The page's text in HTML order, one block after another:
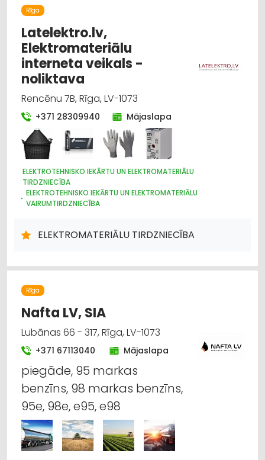
Rīga
Latelektro.lv,
Elektromateriālu
interneta veikals -
noliktava
Rencēnu 7B, Rīga, LV-1073
+371 28309940 Mājaslapa
ELEKTROTEHNISKO IEKĀRTU UN ELEKTROMATERIĀLU
TIRDZNIECĪBA
ELEKTROTEHNISKO IEKĀRTU UN ELEKTROMATERIĀLU
VAIRUMTIRDZNIECĪBA
APGAISMES TEHNIKAS VAIRUMTIRDZNIECĪBA
ELEKTRONISKĀS IERĪCES, KOMPONENTES
INSTRUMENTU UN DARBARĪKU TIRDZNIECĪBA
ELEKTROMONTĀŽA, ELEKTROINSTALĀCIJA
CELTNIECĪBAS UN REMONTA DARBI
DIZAINS UN INTERJERS; PRIEKŠMETI UN PAKALPOJUMI
SADZĪVES TEHNIKAS TIRDZNIECĪBA
SAIMNIECĪBAS PREČU TIRDZNIECĪBA
ELEKTROMATERIĀLU TIRDZNIECĪBA
Rīga
Nafta LV, SIA
Lubānas 66 - 317, Rīga, LV-1073
+371 67113040 Mājaslapa
piegāde, 95 markas
benzīns, 98 markas benzīns,
95e, 98e, e95, e98